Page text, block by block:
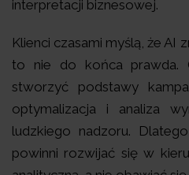
interpretacji biznesowej.
Klienci czasami myślą, że AI
to nie do końca prawda.
stworzyć podstawy
optymalizacja i analiza
ludzkiego nadzoru.
powinni rozwijać się w